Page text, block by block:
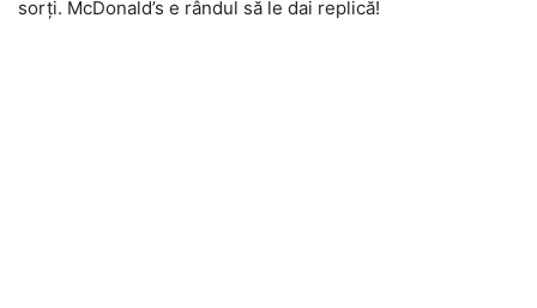
sorţi. McDonald’s e rândul să le dai replică!